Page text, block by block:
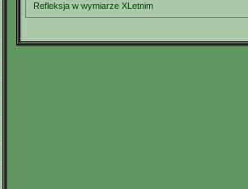
Refleksja w wymiarze XLetnim